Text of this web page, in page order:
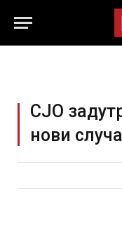
СЈО
нови